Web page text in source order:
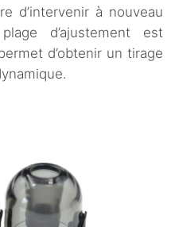
d’intervenir à nouveau
d’ajustement est
d’obtenir un tirage